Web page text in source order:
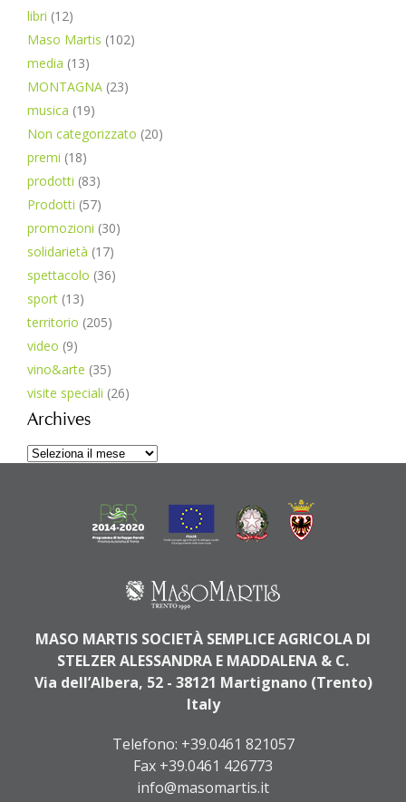
libri (12)
Maso Martis (102)
media (13)
MONTAGNA (23)
musica (19)
Non categorizzato (20)
premi (18)
prodotti (83)
Prodotti (57)
promozioni (30)
solidarietà (17)
spettacolo (36)
sport (13)
territorio (205)
video (9)
vino&arte (35)
visite speciali (26)
Archives
Archives
MASO MARTIS SOCIETÀ SEMPLICE AGRICOLA DI
STELZER ALESSANDRA E MADDALENA & C.
Via dell’Albera, 52 - 38121 Martignano (Trento)
Italy
Telefono: +39.0461 821057
Fax +39.0461 426773
info@masomartis.it